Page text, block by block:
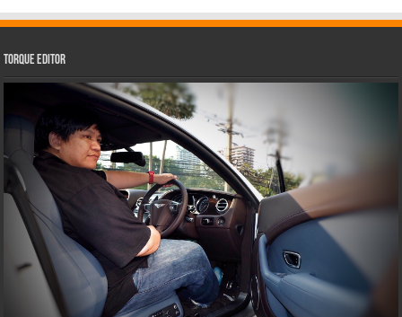
Torque Editor